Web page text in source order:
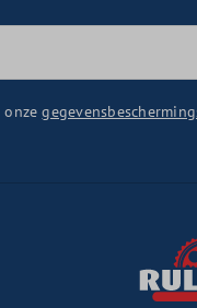
onze